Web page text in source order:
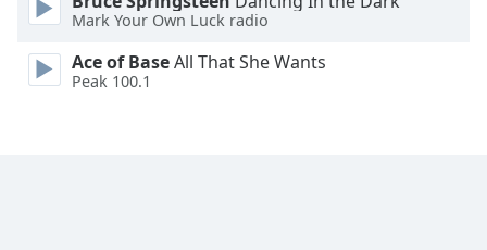
window.
Mark Your Own Luck radio
Ace of BaseAll That She Wants
Peak 100.1